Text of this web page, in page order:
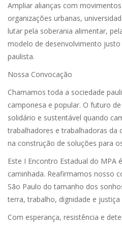
Ampliar alianças com
organizações urbanas,
lutar pela soberania alimentar,
modelo de desenvolvimento
paulista.
Nossa Convocação
Chamamos toda a sociedade
camponesa e popular. O futuro
solidário e sustentável quando
trabalhadores e trabalhadoras da
na construção de soluções para
Este I Encontro Estadual do MPA
caminhada. Reafirmamos nosso
São Paulo do tamanho dos
terra, trabalho, dignidade e justiça
Com esperança, resistência e